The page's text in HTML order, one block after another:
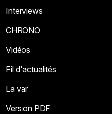
Interviews
CHRONO
Vidéos
Fil d'actualités
La var
Version PDF